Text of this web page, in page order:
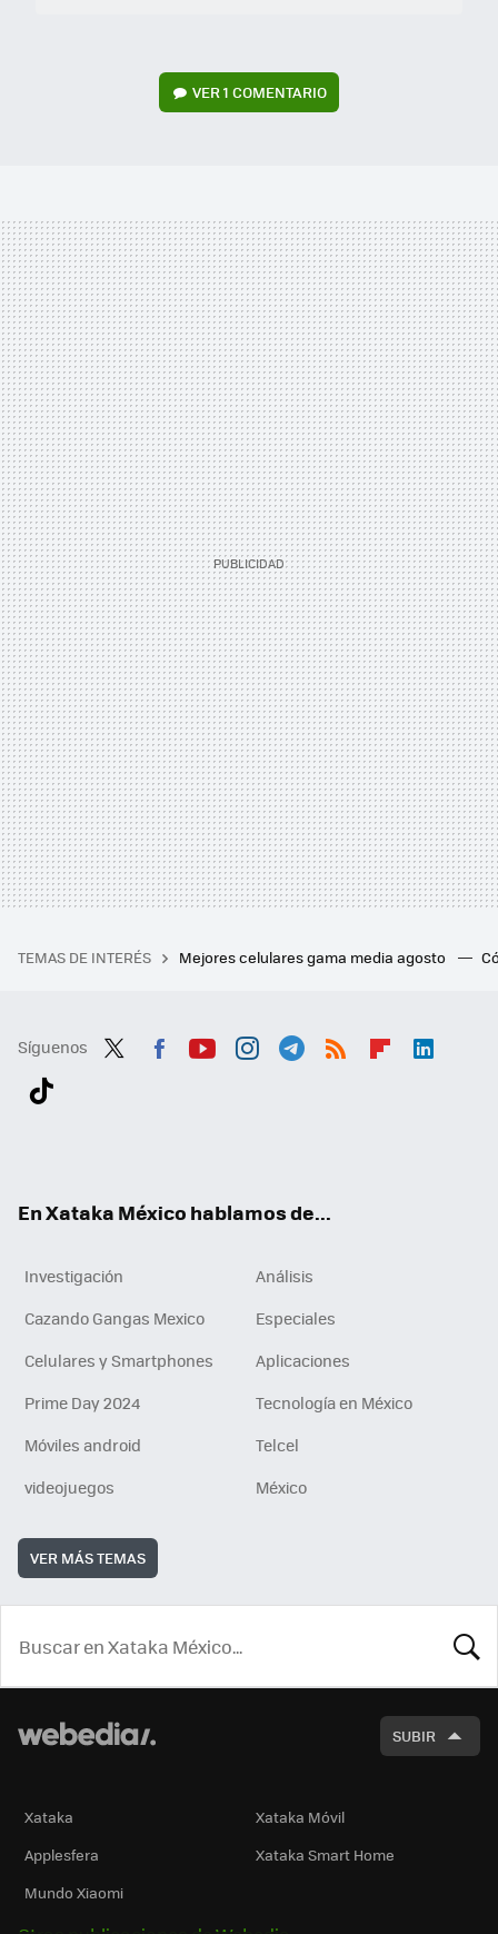
VER1 COMENTARIO
TEMAS DE INTERÉS Mejores celulares gama media agosto
Síguenos
En Xataka México hablamos de...
Investigación
Análisis
Cazando Gangas Mexico
Especiales
Celulares y Smartphones
Aplicaciones
Prime Day 2024
Tecnología en México
Móviles android
Telcel
videojuegos
México
VER MÁS TEMAS
SUBIR
Xataka
Xataka Móvil
Applesfera
Xataka Smart Home
Mundo Xiaomi